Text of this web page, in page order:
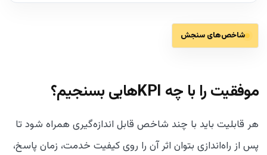
شاخص‌های سنجش
موفقیت را با چه KPIهایی بسنجیم؟
هر قابلیت باید با چند شاخص قابل اندازه‌گیری همراه شود تا
پس از راه‌اندازی بتوان اثر آن را روی کیفیت خدمت، زمان پاسخ،